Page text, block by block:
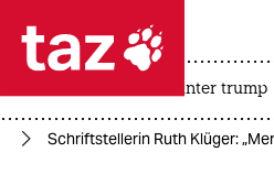
 taz zahl ich
taz zahl ich
usa unter trump
Schriftstellerin Ruth Klüger: